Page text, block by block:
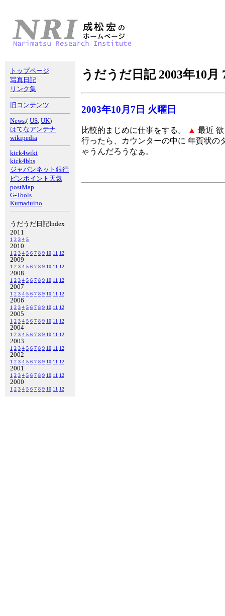
トップページ
写真日記
リンク集
旧コンテンツ
News,( US, UK)
はてなアンテナ
wikipedia
kick4wiki
kick4bbs
ジャパンネット銀行
ピンポイント天気
postMap
G-Tools
Kumaduino
うだうだ日記Index
2011
1 2 3 4 5
2010
1 2 3 4 5 6 7 8 9 10 11 12
2009
1 2 3 4 5 6 7 8 9 10 11 12
2008
1 2 3 4 5 6 7 8 9 10 11 12
2007
1 2 3 4 5 6 7 8 9 10 11 12
2006
1 2 3 4 5 6 7 8 9 10 11 12
2005
1 2 3 4 5 6 7 8 9 10 11 12
2004
1 2 3 4 5 6 7 8 9 10 11 12
2003
1 2 3 4 5 6 7 8 9 10 11 12
2002
1 2 3 4 5 6 7 8 9 10 11 12
2001
1 2 3 4 5 6 7 8 9 10 11 12
2000
1 2 3 4 5 6 7 8 9 10 11 12
うだうだ日記 2003年10月
2003年10月7日 火曜日
比較的まじめに仕事をする。 ▲ 最近
行ったら、カウンターの中に 年賀状の
ゃうんだろうなぁ。